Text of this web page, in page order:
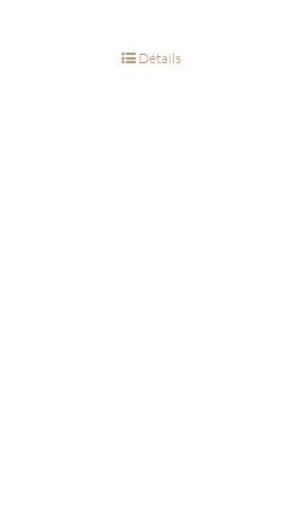
Détails